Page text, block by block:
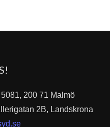
200 71 Malmö
2B, Landskrona